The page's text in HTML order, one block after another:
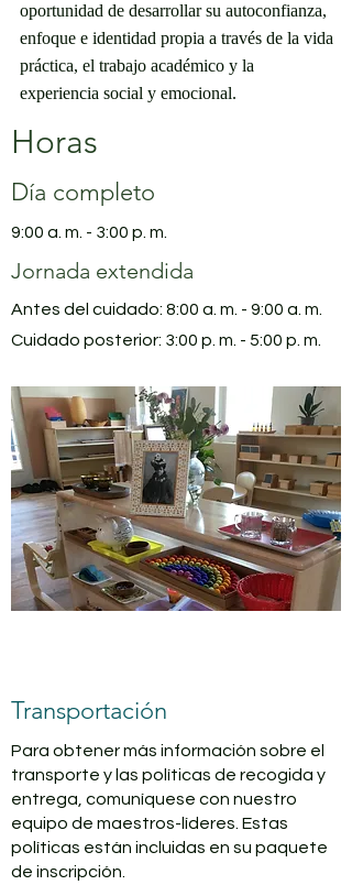
oportunidad de desarrollar su autoconfianza,
enfoque e identidad propia a través de la vida
práctica, el trabajo académico y la
experiencia social y emocional.
Horas
Día completo
9:00 a. m. - 3:00 p. m.
Jornada extendida
Antes del cuidado: 8:00 a. m. - 9:00 a. m.
Cuidado posterior: 3:00 p. m. - 5:00 p. m.
Transportación
Para obtener más información sobre el
transporte y las políticas de recogida y
entrega, comuníquese con nuestro
equipo de maestros-líderes. Estas
políticas están incluidas en su paquete
de inscripción.